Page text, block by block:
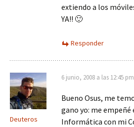
extiendo a los
YA!! 🙂
Responder
Deuteros
6 junio, 2008 a las 12:45 pm
Bueno Osus, me
gano yo: me
Informática con mi